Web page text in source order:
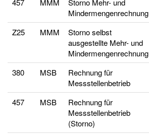
457 MMM
Storno Mehr- und
Mindermengenrechnung
Z25 MMM
Storno selbst
ausgestellte Mehr- und
Mindermengenrechnung
380 MSB
Rechnung für
Messstellenbetrieb
457 MSB
Rechnung für
Messstellenbetrieb
(Storno)